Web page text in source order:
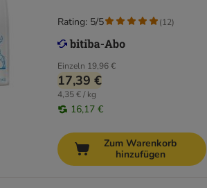
Einzeln 19,96 €
17,39 €
4,35 € / kg
16,17 €
Rating: 5/5 (12)
Zum Warenkorb
hinzufügen